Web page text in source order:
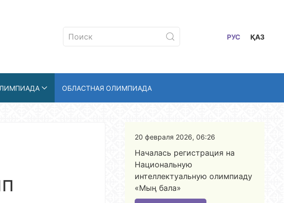
РУС ҚАЗ
ОБЛАСТНАЯ ОЛИМПИАДА
20 февраля 2026, 06:26
Началась регистрация на
Национальную
интеллектуальную олимпиаду
«Мың бала»